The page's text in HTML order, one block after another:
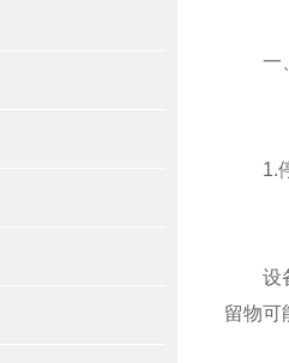
一、
1.停
设备
留物可